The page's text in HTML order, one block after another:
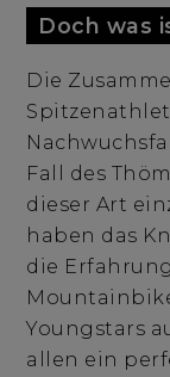
Doch was
Die
Fall des
dieser Art
haben das
die
Youngstars
allen ein